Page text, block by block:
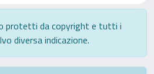
protetti da copyright e tutti i
diversa indicazione.